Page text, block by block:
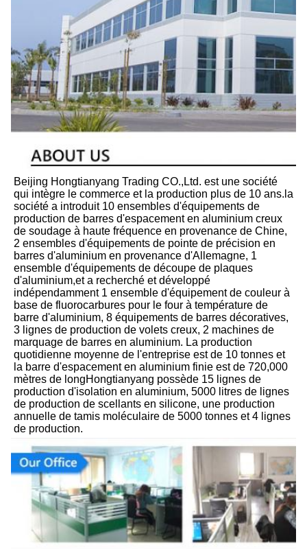
Beijing Hongtianyang Trading CO.,Ltd. est une société
qui intègre le commerce et la production plus de 10 ans.la
société a introduit 10 ensembles d'équipements de
production de barres d'espacement en aluminium creux
de soudage à haute fréquence en provenance de Chine,
2 ensembles d'équipements de pointe de précision en
barres d'aluminium en provenance d'Allemagne, 1
ensemble d'équipements de découpe de plaques
d'aluminium,et a recherché et développé
indépendamment 1 ensemble d'équipement de couleur à
base de fluorocarbures pour le four à température de
barre d'aluminium, 8 équipements de barres décoratives,
3 lignes de production de volets creux, 2 machines de
marquage de barres en aluminium. La production
quotidienne moyenne de l'entreprise est de 10 tonnes et
la barre d'espacement en aluminium finie est de 720,000
mètres de longHongtianyang possède 15 lignes de
production d'isolation en aluminium, 5000 litres de lignes
de production de scellants en silicone, une production
annuelle de tamis moléculaire de 5000 tonnes et 4 lignes
de production.